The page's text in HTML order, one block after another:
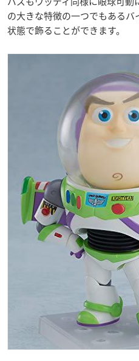
の大きな特徴の一つでもある
状態で飾ることができます。